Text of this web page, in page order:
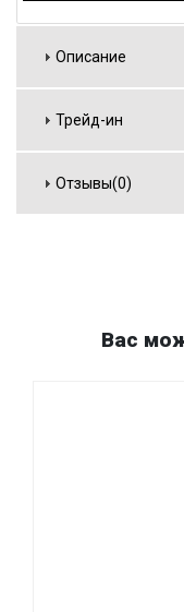
Описание
Трейд-ин
Отзывы(0)
Вас